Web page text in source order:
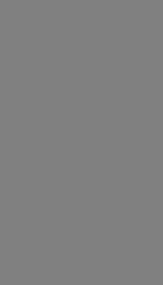
le moment.)